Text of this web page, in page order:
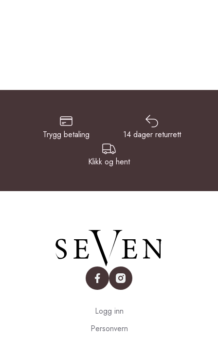
Trygg betaling 14 dager returrett
Klikk og hent
facebookinstagram
Logg inn
Personvern